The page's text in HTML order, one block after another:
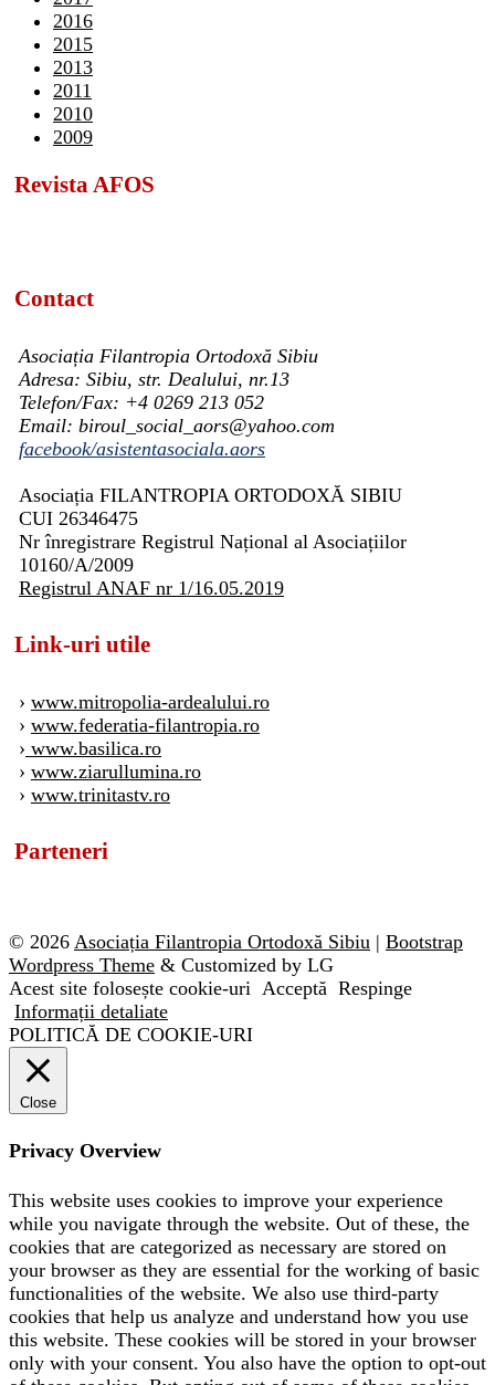
2016
2015
2013
2011
2010
2009
Revista AFOS
Contact
Asociația Filantropia Ortodoxă Sibiu
Adresa: Sibiu, str. Dealului, nr.13
Telefon/Fax: +4 0269 213 052
Email: biroul_social_aors@yahoo.com
facebook/asistentasociala.aors
Asociația FILANTROPIA ORTODOXĂ SIBIU
CUI 26346475
Nr înregistrare Registrul Național al Asociațiilor
10160/A/2009
Registrul ANAF nr 1/16.05.2019
Link-uri utile
› www.mitropolia-ardealului.ro
› www.federatia-filantropia.ro
› www.basilica.ro
› www.ziarullumina.ro
› www.trinitastv.ro
Parteneri
© 2026 Asociația Filantropia Ortodoxă Sibiu | Bootstrap
Wordpress Theme & Customized by LG
Acest site folosește cookie-uri Acceptă Respinge
Informații detaliate
POLITICĂ DE COOKIE-URI
Close
Privacy Overview
This website uses cookies to improve your experience
while you navigate through the website. Out of these, the
cookies that are categorized as necessary are stored on
your browser as they are essential for the working of basic
functionalities of the website. We also use third-party
cookies that help us analyze and understand how you use
this website. These cookies will be stored in your browser
only with your consent. You also have the option to opt-out